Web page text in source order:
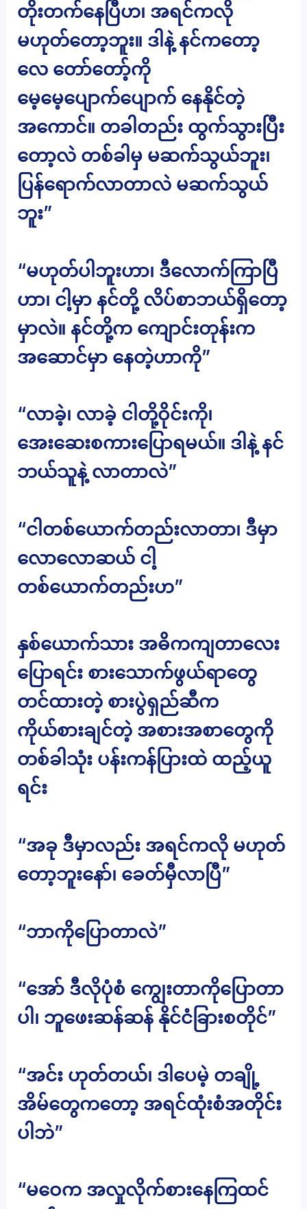
တိုးတက်နေပြီဟ၊ အရင်ကလို
မဟုတ်တော့ဘူး။ ဒါနဲ့ နင်ကတော့
လေ တော်တော့်ကို
မေ့မေ့ပျောက်ပျောက် နေနိုင်တဲ့
အကောင်။ တခါတည်း ထွက်သွားပြီး
တော့လဲ တစ်ခါမှ မဆက်သွယ်ဘူး၊
ပြန်ရောက်လာတာလဲ မဆက်သွယ်
ဘူး”
“မဟုတ်ပါဘူးဟာ၊ ဒီလောက်ကြာပြီ
ဟာ၊ ငါ့မှာ နင်တို့ လိပ်စာဘယ်ရှိတော့
မှာလဲ။ နင်တို့က ကျောင်းတုန်းက
အဆောင်မှာ နေတဲ့ဟာကို”
“လာခဲ့၊ လာခဲ့ ငါတို့ဝိုင်းကို၊
အေးဆေးစကားပြောရမယ်။ ဒါနဲ့ နင်
ဘယ်သူနဲ့ လာတာလဲ”
“ငါတစ်ယောက်တည်းလာတာ၊ ဒီမှာ
လောလောဆယ် ငါ့
တစ်ယောက်တည်းဟ”
နှစ်ယောက်သား အဓိကကျတာလေး
ပြောရင်း စားသောက်ဖွယ်ရာတွေ
တင်ထားတဲ့ စားပွဲရှည်ဆီက
ကိုယ်စားချင်တဲ့ အစားအစာတွေကို
တစ်ခါသုံး ပန်းကန်ပြားထဲ ထည့်ယူ
ရင်း
“အခု ဒီမှာလည်း အရင်ကလို မဟုတ်
တော့ဘူးနော်၊ ခေတ်မှီလာပြီ”
“ဘာကိုပြောတာလဲ”
“အော် ဒီလိုပုံစံ ကျွေးတာကိုပြောတာ
ပါ၊ ဘူဖေးဆန်ဆန် နိုင်ငံခြားစတိုင်”
“အင်း ဟုတ်တယ်၊ ဒါပေမဲ့ တချို့
အိမ်တွေကတော့ အရင်ထုံးစံအတိုင်း
ပါဘဲ”
“မဝေက အလှုလိုက်စားနေကြထင်